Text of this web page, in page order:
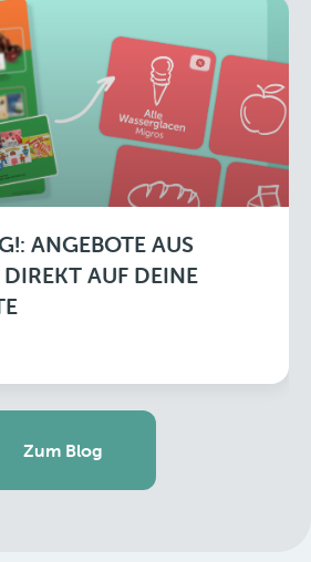
ANGEBOTE AUS
AUF DEINE
Zum Blog